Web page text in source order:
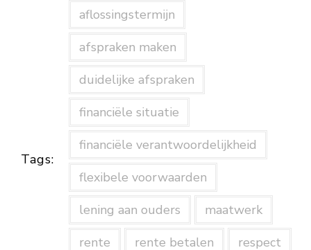
Tags:
aflossingstermijn
afspraken maken
duidelijke afspraken
financiële situatie
financiële verantwoordelijkheid
flexibele voorwaarden
lening aan ouders
maatwerk
rente
rente betalen
respect